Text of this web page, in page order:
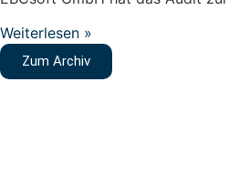
Weiterlesen »
Zum Archiv